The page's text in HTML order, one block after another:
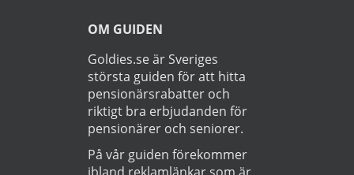
OM GUIDEN
Goldies.se är Sveriges
största guiden för att hitta
pensionärsrabatter och
riktigt bra erbjudanden för
pensionärer och seniorer.
På vår guiden förekommer